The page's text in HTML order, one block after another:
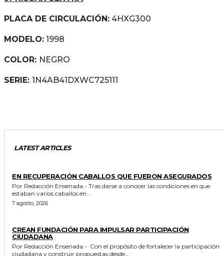
PLACA DE CIRCULACIÓN: 4HXG300
MODELO: 1998
COLOR: NEGRO
SERIE: 1N4AB41DXWC725111
LATEST ARTICLES
EN RECUPERACIÓN CABALLOS QUE FUERON ASEGURADOS
Por Redacción Ensenada.- Tras darse a conocer las condiciones en que
estaban varios caballos en...
7 agosto, 2026
CREAN FUNDACIÓN PARA IMPULSAR PARTICIPACIÓN
CIUDADANA
Por Redacción Ensenada.- Con el propósito de fortalecer la participación
ciudadana y construir propuestas desde...